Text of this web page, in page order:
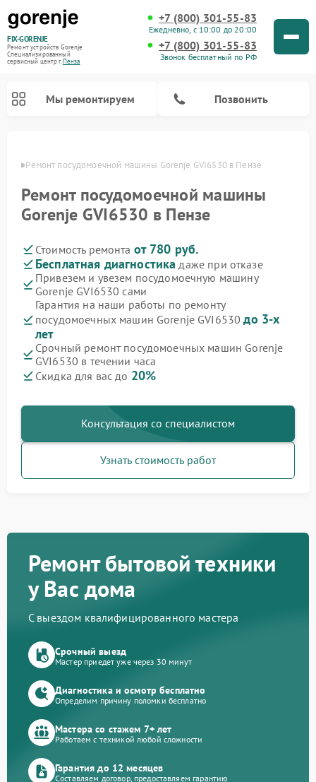
FIX-GORENJE
Ремонт устройств Gorenje
Специализированный
cервисный центр г.Пенза
+7 (800) 301-55-83
Ежедневно, с 10:00 до 20:00
+7 (800) 301-55-83
Звонок бесплатный по РФ
Мы ремонтируем Позвонить
Ремонт посудомоечной машины Gorenje GVI6530 в Пензе
Ремонт посудомоечной машины
Gorenje GVI6530 в Пензе
Стоимость ремонта от 780 руб.
Бесплатная диагностика даже при отказе
Привезем и увезем посудомоечную машину
Gorenje GVI6530 сами
Гарантия на наши работы по ремонту
посудомоечных машин Gorenje GVI6530до 3-х
лет
Срочный ремонт посудомоечных машин Gorenje
GVI6530 в течении часа
Скидка для вас до 20%
Консультация со специалистом
Узнать стоимость работ
Ремонт бытовой техники
у Вас дома
С выездом квалифицированного мастера
Срочный выезд
Мастер приедет уже через 30 минут
Диагностика и осмотр бесплатно
Определим причину поломки бесплатно
Мастера со стажем 7+ лет
Работаем с техникой любой сложности
Гарантия до 12 месяцев
Составляем договор, предоставляем гарантию